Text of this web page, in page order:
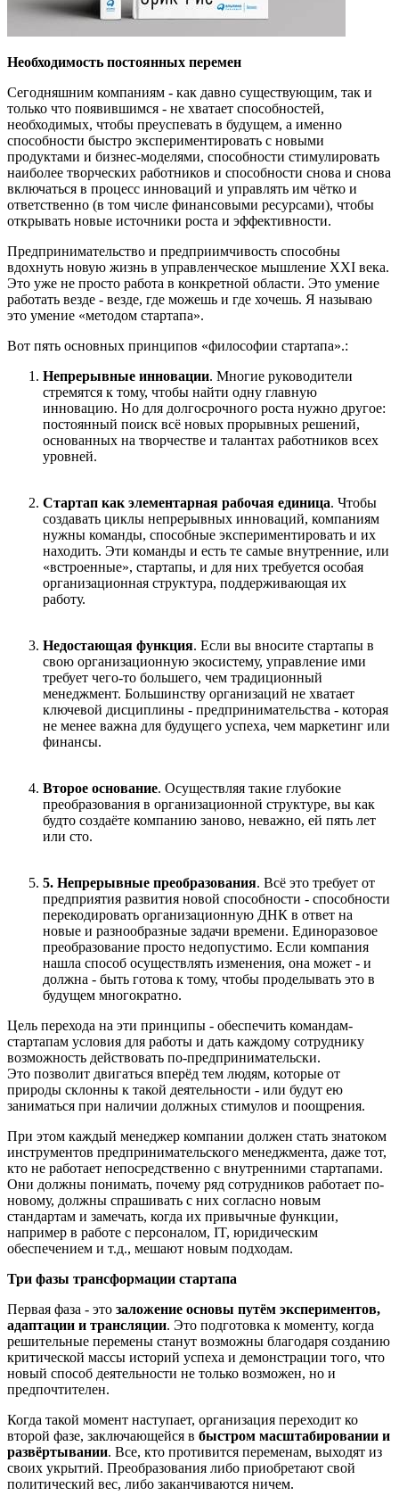
Необходимость постоянных перемен
Сегодняшним компаниям - как давно существующим, так и
только что появившимся - не хватает способностей,
необходимых, чтобы преуспевать в будущем, а именно
способности быстро экспериментировать с новыми
продуктами и бизнес-моделями, способности стимулировать
наиболее творческих работников и способности снова и снова
включаться в процесс инноваций и управлять им чётко и
ответственно (в том числе финансовыми ресурсами), чтобы
открывать новые источники роста и эффективности.
Предпринимательство и предприимчивость способны
вдохнуть новую жизнь в управленческое мышление XXI века.
Это уже не просто работа в конкретной области. Это умение
работать везде - везде, где можешь и где хочешь. Я называю
это умение «методом стартапа».
Вот пять основных принципов «философии стартапа».:
Непрерывные инновации. Многие руководители
стремятся к тому, чтобы найти одну главную
инновацию. Но для долгосрочного роста нужно другое:
постоянный поиск всё новых прорывных решений,
основанных на творчестве и талантах работников всех
уровней.
Стартап как элементарная рабочая единица. Чтобы
создавать циклы непрерывных инноваций, компаниям
нужны команды, способные экспериментировать и их
находить. Эти команды и есть те самые внутренние, или
«встроенные», стартапы, и для них требуется особая
организационная структура, поддерживающая их
работу.
Недостающая функция. Если вы вносите стартапы в
свою организационную экосистему, управление ими
требует чего-то большего, чем традиционный
менеджмент. Большинству организаций не хватает
ключевой дисциплины - предпринимательства - которая
не менее важна для будущего успеха, чем маркетинг или
финансы.
Второе основание. Осуществляя такие глубокие
преобразования в организационной структуре, вы как
будто создаёте компанию заново, неважно, ей пять лет
или сто.
5. Непрерывные преобразования. Всё это требует от
предприятия развития новой способности - способности
перекодировать организационную ДНК в ответ на
новые и разнообразные задачи времени. Единоразовое
преобразование просто недопустимо. Если компания
нашла способ осуществлять изменения, она может - и
должна - быть готова к тому, чтобы проделывать это в
будущем многократно.
Цель перехода на эти принципы - обеспечить командам-
стартапам условия для работы и дать каждому сотруднику
возможность действовать по-предпринимательски.
Это позволит двигаться вперёд тем людям, которые от
природы склонны к такой деятельности - или будут ею
заниматься при наличии должных стимулов и поощрения.
При этом каждый менеджер компании должен стать знатоком
инструментов предпринимательского менеджмента, даже тот,
кто не работает непосредственно с внутренними стартапами.
Они должны понимать, почему ряд сотрудников работает по-
новому, должны спрашивать с них согласно новым
стандартам и замечать, когда их привычные функции,
например в работе с персоналом, IT, юридическим
обеспечением и т.д., мешают новым подходам.
Три фазы трансформации стартапа
Первая фаза - это заложение основы путём экспериментов,
адаптации и трансляции. Это подготовка к моменту, когда
решительные перемены станут возможны благодаря созданию
критической массы историй успеха и демонстрации того, что
новый способ деятельности не только возможен, но и
предпочтителен.
Когда такой момент наступает, организация переходит ко
второй фазе, заключающейся в быстром масштабировании и
развёртывании. Все, кто противится переменам, выходят из
своих укрытий. Преобразования либо приобретают свой
политический вес, либо заканчиваются ничем.